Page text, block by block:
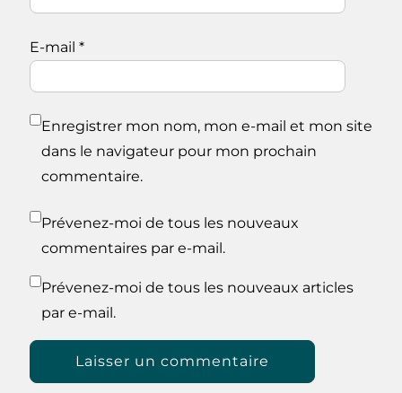
E-mail *
Enregistrer mon nom, mon e-mail et mon site
dans le navigateur pour mon prochain
commentaire.
Prévenez-moi de tous les nouveaux
commentaires par e-mail.
Prévenez-moi de tous les nouveaux articles
par e-mail.